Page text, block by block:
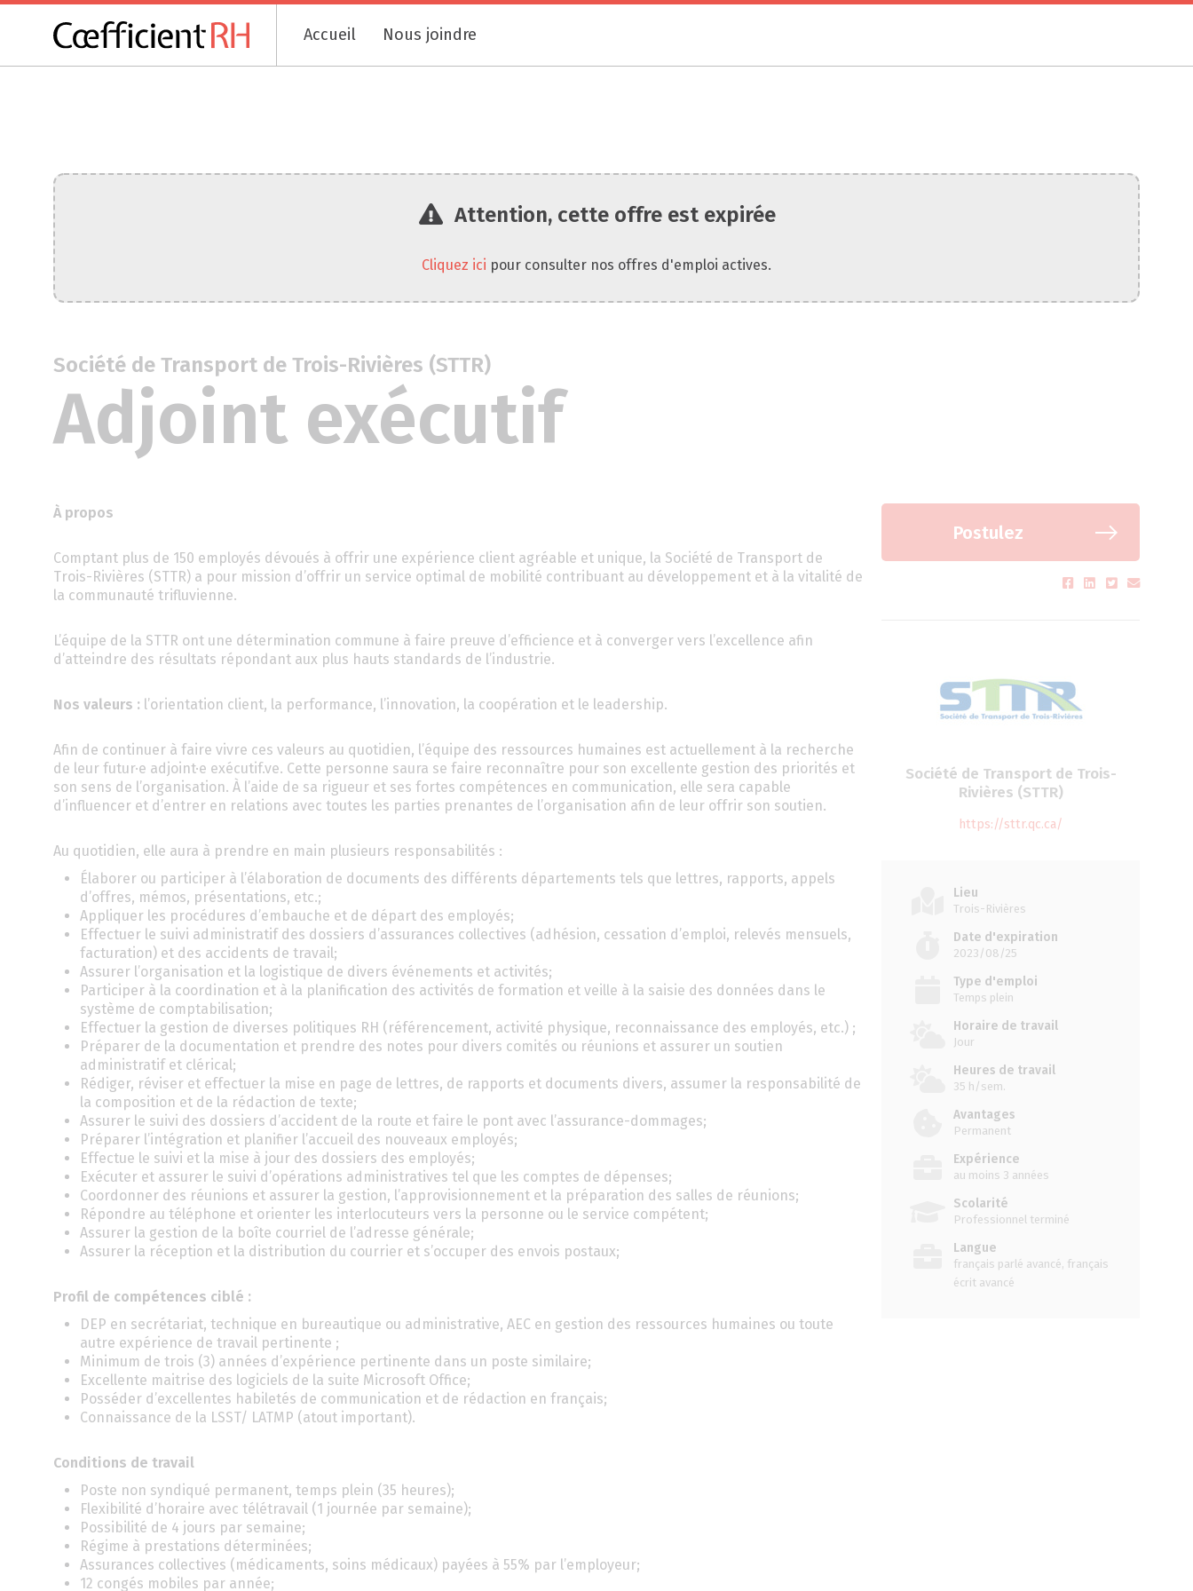
Accueil Nous joindre
Attention, cette offre est expirée
Cliquez ici pour consulter nos offres d'emploi actives.
Société de Transport de Trois-Rivières (STTR)
Adjoint exécutif
À propos
Comptant plus de 150 employés dévoués à offrir une expérience client agréable et unique, la Société de Transport de
Trois-Rivières (STTR) a pour mission d’offrir un service optimal de mobilité contribuant au développement et à la vitalité de
la communauté trifluvienne.
L’équipe de la STTR ont une détermination commune à faire preuve d’efficience et à converger vers l’excellence afin
d’atteindre des résultats répondant aux plus hauts standards de l’industrie.
Nos valeurs : l’orientation client, la performance, l’innovation, la coopération et le leadership.
Afin de continuer à faire vivre ces valeurs au quotidien, l’équipe des ressources humaines est actuellement à la recherche
de leur futur·e adjoint·e exécutif.ve. Cette personne saura se faire reconnaître pour son excellente gestion des priorités et
son sens de l’organisation. À l’aide de sa rigueur et ses fortes compétences en communication, elle sera capable
d’influencer et d’entrer en relations avec toutes les parties prenantes de l’organisation afin de leur offrir son soutien.
Au quotidien, elle aura à prendre en main plusieurs responsabilités :
Élaborer ou participer à l’élaboration de documents des différents départements tels que lettres, rapports, appels
d’offres, mémos, présentations, etc.;
Appliquer les procédures d’embauche et de départ des employés;
Effectuer le suivi administratif des dossiers d’assurances collectives (adhésion, cessation d’emploi, relevés mensuels,
facturation) et des accidents de travail;
Assurer l’organisation et la logistique de divers événements et activités;
Participer à la coordination et à la planification des activités de formation et veille à la saisie des données dans le
système de comptabilisation;
Effectuer la gestion de diverses politiques RH (référencement, activité physique, reconnaissance des employés, etc.) ;
Préparer de la documentation et prendre des notes pour divers comités ou réunions et assurer un soutien
administratif et clérical;
Rédiger, réviser et effectuer la mise en page de lettres, de rapports et documents divers, assumer la responsabilité de
la composition et de la rédaction de texte;
Assurer le suivi des dossiers d’accident de la route et faire le pont avec l’assurance-dommages;
Préparer l’intégration et planifier l’accueil des nouveaux employés;
Effectue le suivi et la mise à jour des dossiers des employés;
Exécuter et assurer le suivi d’opérations administratives tel que les comptes de dépenses;
Coordonner des réunions et assurer la gestion, l’approvisionnement et la préparation des salles de réunions;
Répondre au téléphone et orienter les interlocuteurs vers la personne ou le service compétent;
Assurer la gestion de la boîte courriel de l’adresse générale;
Assurer la réception et la distribution du courrier et s’occuper des envois postaux;
Profil de compétences ciblé :
DEP en secrétariat, technique en bureautique ou administrative, AEC en gestion des ressources humaines ou toute
autre expérience de travail pertinente ;
Minimum de trois (3) années d’expérience pertinente dans un poste similaire;
Excellente maitrise des logiciels de la suite Microsoft Office;
Posséder d’excellentes habiletés de communication et de rédaction en français;
Connaissance de la LSST/ LATMP (atout important).
Conditions de travail
Poste non syndiqué permanent, temps plein (35 heures);
Flexibilité d’horaire avec télétravail (1 journée par semaine);
Possibilité de 4 jours par semaine;
Régime à prestations déterminées;
Assurances collectives (médicaments, soins médicaux) payées à 55% par l’employeur;
12 congés mobiles par année;
Postulez
Société de Transport de Trois-
Rivières (STTR)
https://sttr.qc.ca/
Lieu
Trois-Rivières
Date d'expiration
2023/08/25
Type d'emploi
Temps plein
Horaire de travail
Jour
Heures de travail
35 h/sem.
Avantages
Permanent
Expérience
au moins 3 années
Scolarité
Professionnel terminé
Langue
français parlé avancé, français
écrit avancé